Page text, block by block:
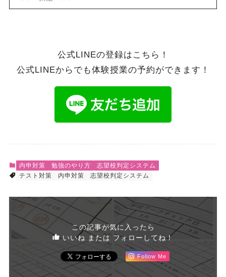
公式LINEの登録はこちら！
公式LINEからでも体験授業の予約ができます！
内申対策 勉強のやり方
志望校判定システム
テスト対策
内申対策 志望校判定システム
この記事が気に入ったら
いいね または フォローしてね！
Follow Me